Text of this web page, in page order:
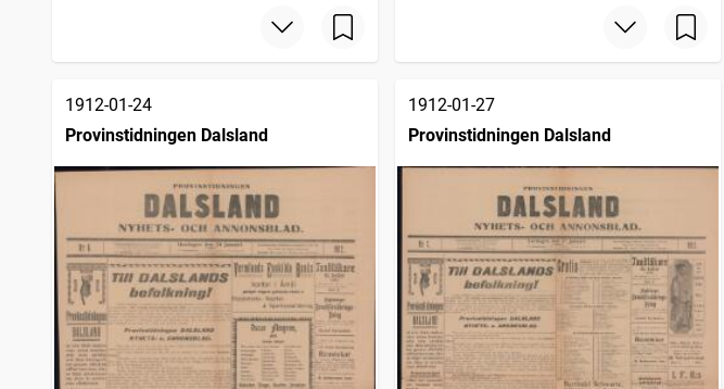
1912-01-24
Provinstidningen Dalsland
1912-01-27
Provinstidningen Dalsland